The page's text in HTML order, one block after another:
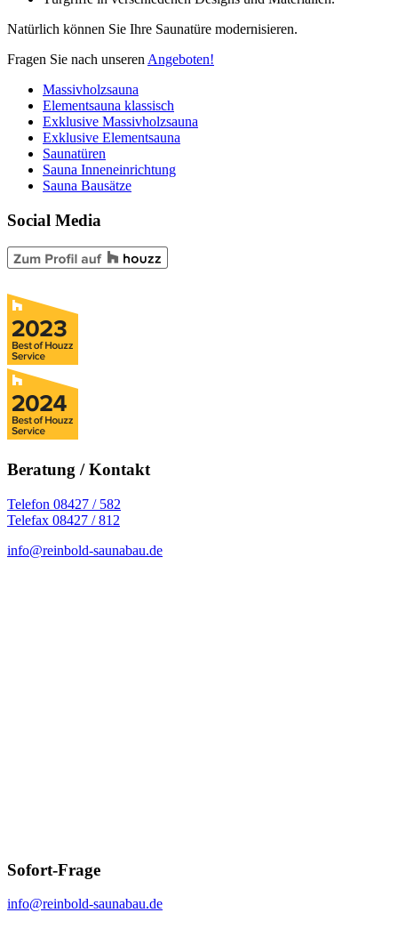
Natürlich können Sie Ihre Saunatüre modernisieren.
Fragen Sie nach unseren Angeboten!
Massivholzsauna
Elementsauna klassisch
Exklusive Massivholzsauna
Exklusive Elementsauna
Saunatüren
Sauna Inneneinrichtung
Sauna Bausätze
Social Media
Beratung / Kontakt
Telefon 08427 / 582
Telefax 08427 / 812
info@reinbold-saunabau.de
Sofort-Frage
info@reinbold-saunabau.de